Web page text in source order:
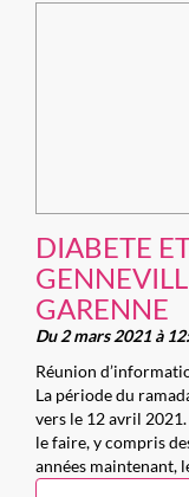
DIABETE
GARENNE
Du 2 mars 2021 à
Réunion
La période du
vers le 12 avril
le faire, y compris
années maintenant,